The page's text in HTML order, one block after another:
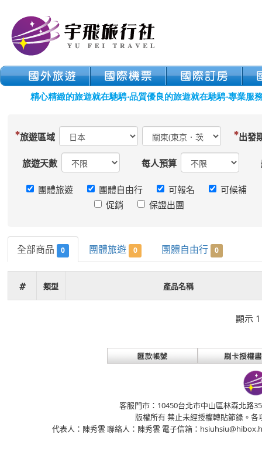
旅遊區域 出發
旅遊天數 每人預算
團體旅遊 團體自由行 可報名
可候補
促銷
保證出團
全部商品 0 團體旅遊 0 團體自由行 0
# 類型 產品名稱
顯示
客服門市：10450台北市中山區林森北路
版權所有 禁止未經授權轉貼節錄。
代表人：陳秀雲 聯絡人：陳秀雲 電子信箱：